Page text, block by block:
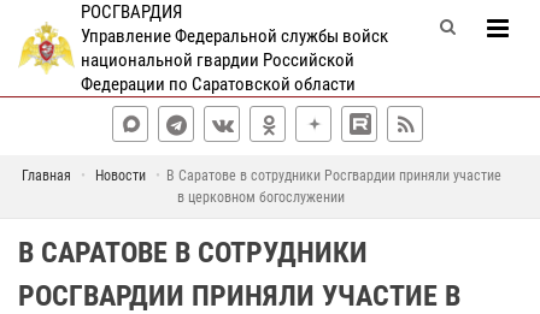
РОСГВАРДИЯ
Управление Федеральной службы войск
национальной гвардии Российской
Федерации по Саратовской области
Главная Новости
В Саратове в сотрудники Росгвардии приняли участие
в церковном богослужении
В САРАТОВЕ В СОТРУДНИКИ
РОСГВАРДИИ ПРИНЯЛИ УЧАСТИЕ В